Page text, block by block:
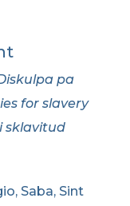
pa
for slavery
sklavitud
Saba, Sint